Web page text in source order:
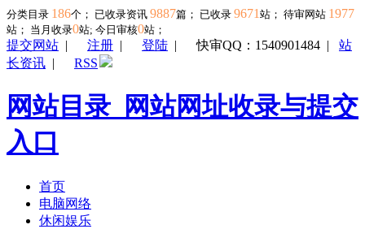
分类目录 186个； 已收录资讯 9887篇； 已收录 9671 站； 待审网站 1977
站； 当月收录0站; 今日审核0站；
提交网站 | 注册 | 登陆 |快审QQ：1540901484 | 站
长资讯 | RSS
网站目录_网站网址收录与提交
入口
首页
电脑网络
休闲娱乐